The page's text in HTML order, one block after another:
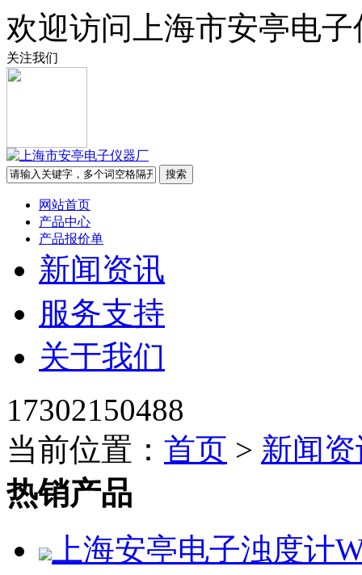
欢迎访问上海市安亭电
关注我们
网站首页
产品中心
产品报价单
新闻资讯
服务支持
关于我们
17302150488
当前位置： 首页 > 新闻
热销产品
上海安亭电子浊度计